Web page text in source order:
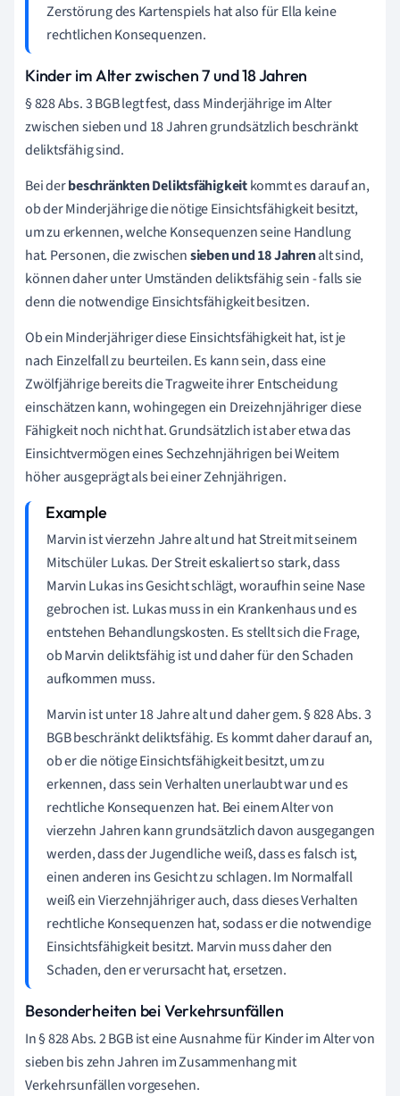
Zerstörung des Kartenspiels hat also für Ella keine
rechtlichen Konsequenzen.
Kinder im Alter zwischen 7 und 18 Jahren
§ 828 Abs. 3 BGB legt fest, dass Minderjährige im Alter
zwischen sieben und 18 Jahren grundsätzlich beschränkt
deliktsfähig sind.
Bei derbeschränkten Deliktsfähigkeitkommt es darauf an,
ob der Minderjährige die nötige Einsichtsfähigkeit besitzt,
um zu erkennen, welche Konsequenzen seine Handlung
hat. Personen, die zwischensieben und 18 Jahrenalt sind,
können daher unter Umständen deliktsfähig sein - falls sie
denn die notwendige Einsichtsfähigkeit besitzen.
Ob ein Minderjähriger diese Einsichtsfähigkeit hat, ist je
nach Einzelfall zu beurteilen. Es kann sein, dass eine
Zwölfjährige bereits die Tragweite ihrer Entscheidung
einschätzen kann, wohingegen ein Dreizehnjähriger diese
Fähigkeit noch nicht hat. Grundsätzlich ist aber etwa das
Einsichtvermögen eines Sechzehnjährigen bei Weitem
höher ausgeprägt als bei einer Zehnjährigen.
Marvin ist vierzehn Jahre alt und hat Streit mit seinem
Mitschüler Lukas. Der Streit eskaliert so stark, dass
Marvin Lukas ins Gesicht schlägt, woraufhin seine Nase
gebrochen ist. Lukas muss in ein Krankenhaus und es
entstehen Behandlungskosten. Es stellt sich die Frage,
ob Marvin deliktsfähig ist und daher für den Schaden
aufkommen muss.
Marvin ist unter 18 Jahre alt und daher gem. § 828 Abs. 3
BGB beschränkt deliktsfähig. Es kommt daher darauf an,
ob er die nötige Einsichtsfähigkeit besitzt, um zu
erkennen, dass sein Verhalten unerlaubt war und es
rechtliche Konsequenzen hat. Bei einem Alter von
vierzehn Jahren kann grundsätzlich davon ausgegangen
werden, dass der Jugendliche weiß, dass es falsch ist,
einen anderen ins Gesicht zu schlagen. Im Normalfall
weiß ein Vierzehnjähriger auch, dass dieses Verhalten
rechtliche Konsequenzen hat, sodass er die notwendige
Einsichtsfähigkeit besitzt. Marvin muss daher den
Schaden, den er verursacht hat, ersetzen.
Besonderheiten bei Verkehrsunfällen
In § 828 Abs. 2 BGB ist eine Ausnahme für Kinder im Alter von
sieben bis zehn Jahren im Zusammenhang mit
Verkehrsunfällen vorgesehen.